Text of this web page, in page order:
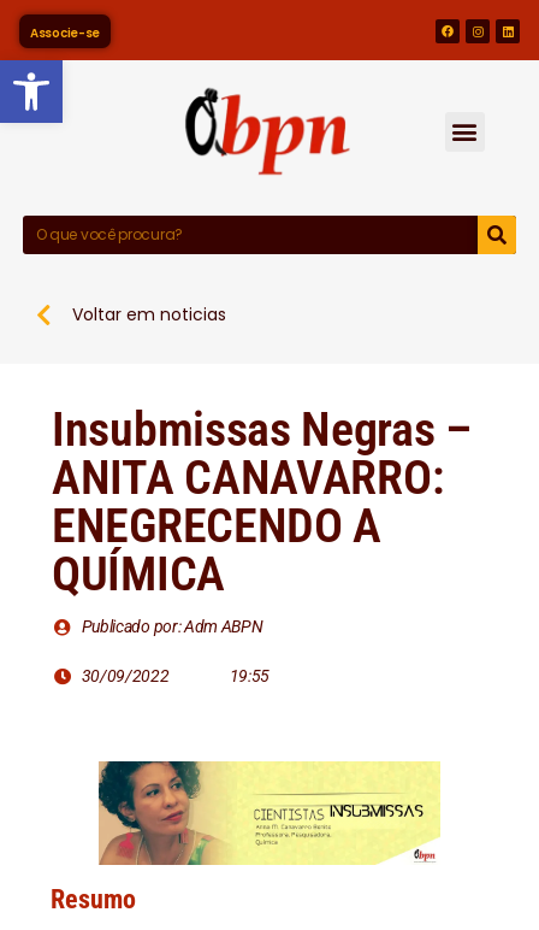
Barra de Ferramentas
Associe-se
Voltar em noticias
Insubmissas Negras –
ANITA CANAVARRO:
ENEGRECENDO A
QUÍMICA
Publicado por: Adm ABPN
30/09/2022 19:55
Resumo